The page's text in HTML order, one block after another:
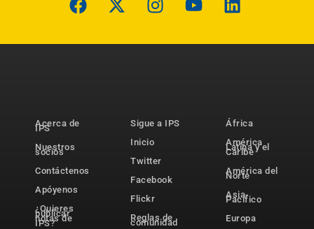
Acerca de
IPS
Nuestros
socios
Contáctenos
Apóyenos
¿Quieres
publicar
notas de
IPS?
Sigue a IPS
Inicio
Twitter
Facebook
Flickr
Reglas de
comunidad
África
América
Latina y el
Caribe
América del
Norte
Asia-
Pacífico
Europa